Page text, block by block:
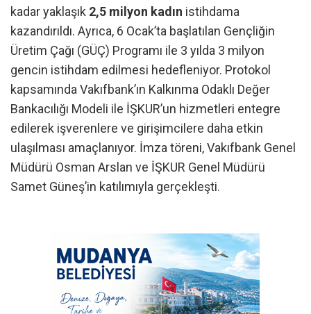
kadar yaklaşık 2,5 milyon kadın istihdama
kazandırıldı. Ayrıca, 6 Ocak’ta başlatılan Gençliğin
Üretim Çağı (GÜÇ) Programı ile 3 yılda 3 milyon
gencin istihdam edilmesi hedefleniyor. Protokol
kapsamında Vakıfbank’ın Kalkınma Odaklı Değer
Bankacılığı Modeli ile İŞKUR’un hizmetleri entegre
edilerek işverenlere ve girişimcilere daha etkin
ulaşılması amaçlanıyor. İmza töreni, Vakıfbank Genel
Müdürü Osman Arslan ve İŞKUR Genel Müdürü
Samet Güneş’in katılımıyla gerçekleşti.